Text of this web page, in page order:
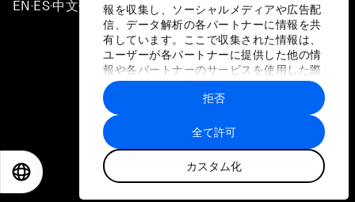
報を収集し、ソーシャルメディアや広告配
信、データ解析の各パートナーに情報を共
有しています。ここで収集された情報は、
ユーザーが各パートナーに提供した他の情
報や各パートナーのサービスを使用した際
に収集された情報と組み合わされ、各パー
トナーによって使用されることがありま
す。
全て許可
カスタム化
拒否
EN ▪ES▪中文▪ 日本語
プライバシーポリシーと利用規約
サイトマップ
©
世界経済フォーラム